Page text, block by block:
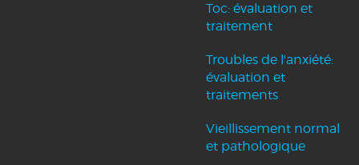
Toc: évaluation et
traitement
Troubles de l'anxiété:
évaluation et
traitements
Vieillissement normal
et pathologique